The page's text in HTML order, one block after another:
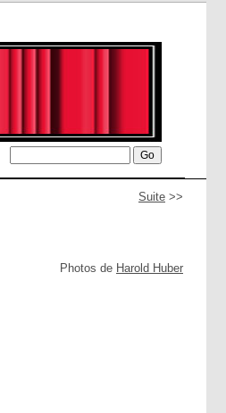
Suite >>
Photos de Harold Huber